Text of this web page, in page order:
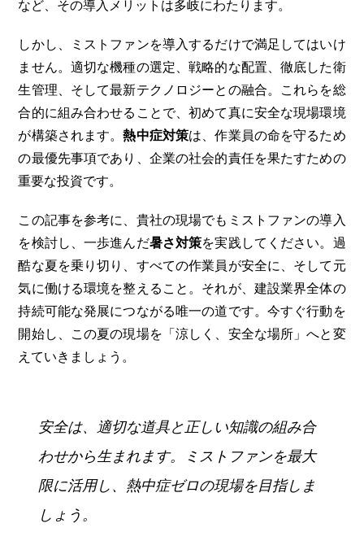
など、その導入メリットは多岐にわたります。
しかし、ミストファンを導入するだけで満足してはいけ
ません。適切な機種の選定、戦略的な配置、徹底した衛
生管理、そして最新テクノロジーとの融合。これらを総
合的に組み合わせることで、初めて真に安全な現場環境
が構築されます。熱中症対策は、作業員の命を守るため
の最優先事項であり、企業の社会的責任を果たすための
重要な投資です。
この記事を参考に、貴社の現場でもミストファンの導入
を検討し、一歩進んだ暑さ対策を実践してください。過
酷な夏を乗り切り、すべての作業員が安全に、そして元
気に働ける環境を整えること。それが、建設業界全体の
持続可能な発展につながる唯一の道です。今すぐ行動を
開始し、この夏の現場を「涼しく、安全な場所」へと変
えていきましょう。
安全は、適切な道具と正しい知識の組み合
わせから生まれます。ミストファンを最大
限に活用し、熱中症ゼロの現場を目指しま
しょう。